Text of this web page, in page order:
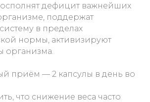
дефицит важнейших
поддержат
в пределах
нормы, активизируют
организма.
приём — 2 капсулы в день во
что снижение веса часто